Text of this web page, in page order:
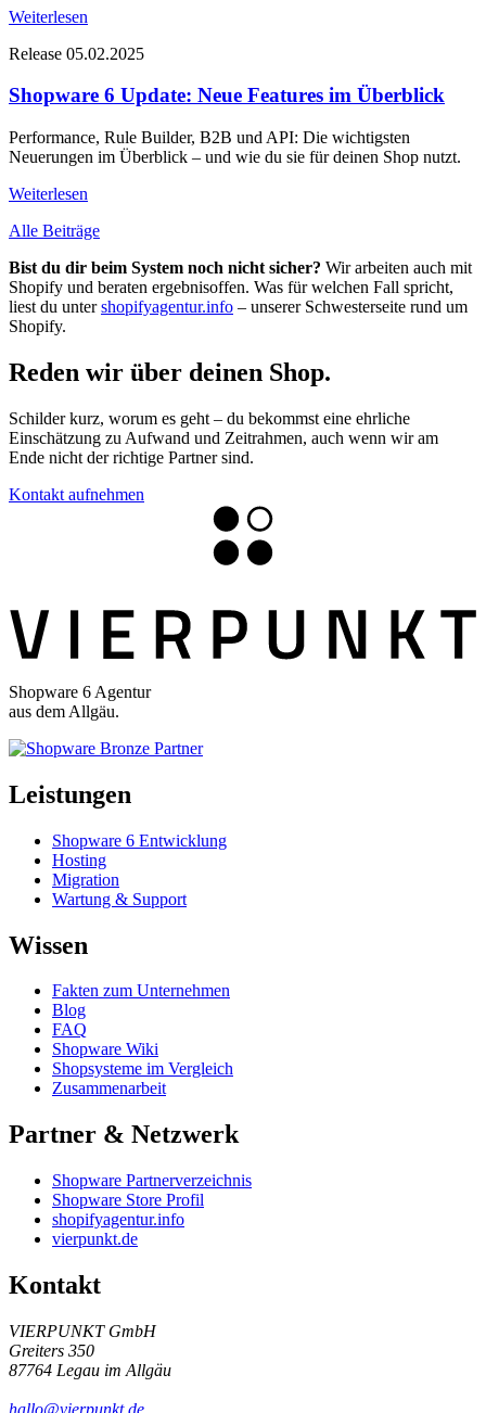
Weiterlesen
Release 05.02.2025
Shopware 6 Update: Neue Features im Überblick
Performance, Rule Builder, B2B und API: Die wichtigsten
Neuerungen im Überblick – und wie du sie für deinen Shop nutzt.
Weiterlesen
Alle Beiträge
Bist du dir beim System noch nicht sicher? Wir arbeiten auch mit
Shopify und beraten ergebnisoffen. Was für welchen Fall spricht,
liest du untershopifyagentur.info – unserer Schwesterseite rund um
Shopify.
Reden wir über deinen Shop.
Schilder kurz, worum es geht – du bekommst eine ehrliche
Einschätzung zu Aufwand und Zeitrahmen, auch wenn wir am
Ende nicht der richtige Partner sind.
Kontakt aufnehmen
Shopware 6 Agentur
aus dem Allgäu.
Leistungen
Shopware 6 Entwicklung
Hosting
Migration
Wartung & Support
Wissen
Fakten zum Unternehmen
Blog
FAQ
Shopware Wiki
Shopsysteme im Vergleich
Zusammenarbeit
Partner & Netzwerk
Shopware Partnerverzeichnis
Shopware Store Profil
shopifyagentur.info
vierpunkt.de
Kontakt
VIERPUNKT GmbH
Greiters 350
87764 Legau im Allgäu
hallo@vierpunkt.de